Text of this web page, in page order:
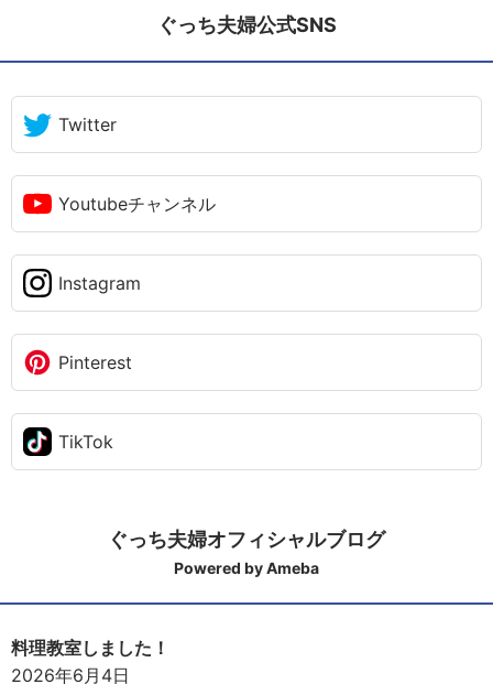
ぐっち夫婦公式SNS
Twitter
Youtubeチャンネル
Instagram
Pinterest
TikTok
ぐっち夫婦オフィシャルブログ
Powered by Ameba
料理教室しました！
2026年6月4日